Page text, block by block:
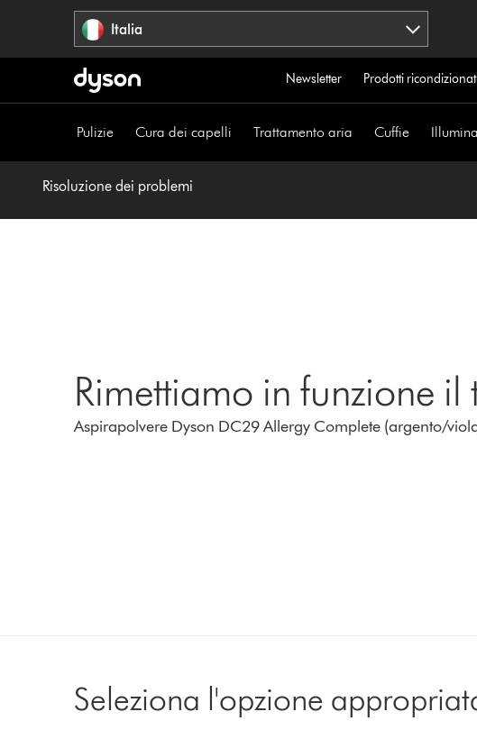
Italia
Newsletter Prodotti
Pulizie Cura dei capelli Trattamento aria Cuffie
Risoluzione dei problemi
Rimettiamo in funzione
Aspirapolvere Dyson DC29 Allergy Complete (argento/
Seleziona l'opzione